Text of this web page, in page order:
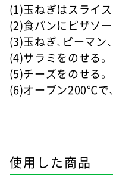
(1)玉ねぎはスライス
(2)食パンにピザソー
(3)玉ねぎ、ピーマン
(4)サラミをのせる。
(5)チーズをのせる。
(6)オーブン200℃で
使用した商品